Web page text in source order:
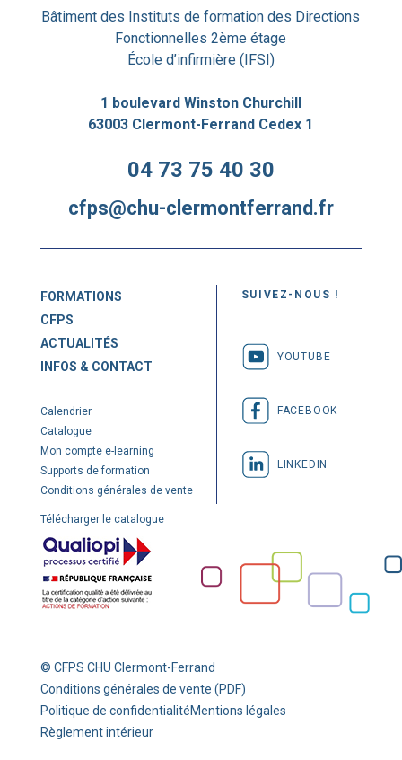
Bâtiment des Instituts de formation des Directions
Fonctionnelles 2ème étage
École d’infirmière (IFSI)
1 boulevard Winston Churchill
63003 Clermont-Ferrand Cedex 1
04 73 75 40 30
cfps@chu-clermontferrand.fr
FORMATIONS
CFPS
ACTUALITÉS
INFOS & CONTACT
Calendrier
Catalogue
Mon compte e-learning
Supports de formation
Conditions générales de vente
Télécharger le catalogue
SUIVEZ-NOUS !
YOUTUBE
FACEBOOK
LINKEDIN
© CFPS CHU Clermont-Ferrand
Conditions générales de vente (PDF)
Politique de confidentialitéMentions légales
Règlement intérieur